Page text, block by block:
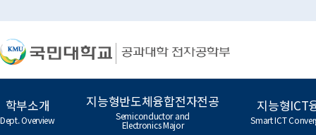
학부소개
Dept. Overview
지능형반도체융합전자전공
Semiconductor and
Electronics Major
지능형ICT
Smart ICT